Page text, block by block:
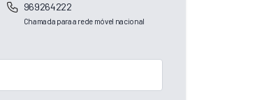
969264222
Chamada para a rede móvel nacional